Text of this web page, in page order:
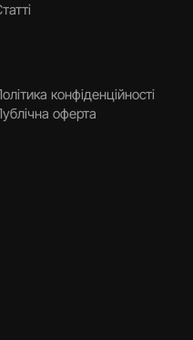
конфіденційності
оферта